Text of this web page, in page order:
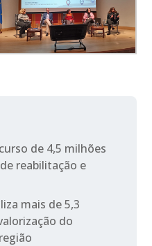
de 4,5 milhões
reabilitação e
mais de 5,3
do